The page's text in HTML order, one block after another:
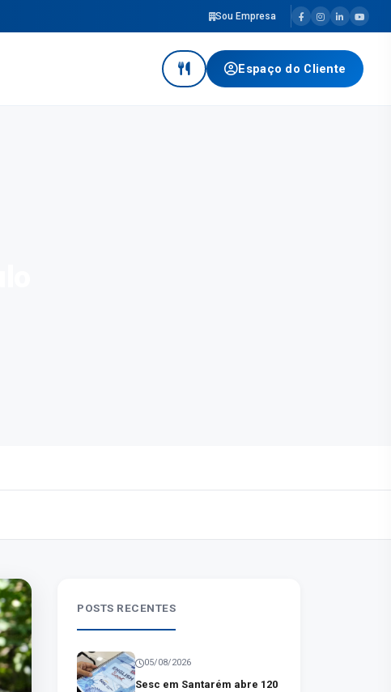
Sou Empresa
Espaço do Cliente
POSTS RECENTES
05/08/2026
Sesc em Santarém abre 120